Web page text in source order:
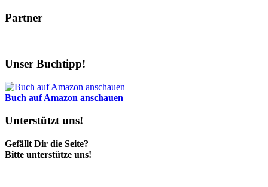
Partner
Unser Buchtipp!
Buch auf Amazon anschauen
Unterstützt uns!
Gefällt Dir die Seite?
Bitte unterstütze uns!